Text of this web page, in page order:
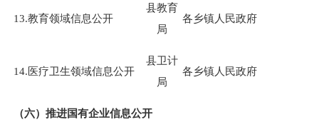
13.教育领域信息公开
县教育
局
各乡镇人民政府
14.医疗卫生领域信息公开
县卫计
局
各乡镇人民政府
（六）推进国有企业信息公开